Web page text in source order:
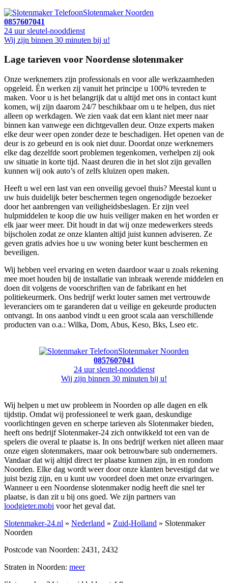
Slotenmaker Noorden
0857607041
24 uur sleutel-nooddienst
Wij zijn binnen 30 minuten bij u!
Lage tarieven voor Noordense slotenmaker
Onze werknemers zijn professionals en voor alle werkzaamheden
opgeleid. Én werken zij vanuit het principe u 100% tevreden te
maken. Voor u is het belangrijk dat u altijd met ons in contact kunt
komen, wij zijn daarom 24/7 beschikbaar om u te helpen, dus niet
alleen op werkdagen. We zien vaak dat een klant niet meer naar
binnen kan vanwege een dichtgevallen deur. Onze experts maken
elke deur weer open zonder deze te beschadigen. Het openen van de
deur is zo gebeurd en is ook niet duur. Doordat onze werknemers
elke dag dezelfde soort problemen tegenkomen, verhelpen zij ook
uw situatie in korte tijd. Naast deuren die in het slot zijn gevallen
kunnen wij ook auto’s of zelfs kluizen open maken.
Heeft u wel een last van een onveilig gevoel thuis? Meestal kunt u
uw huis duidelijk beter beschermen tegen ongenodigde bezoeker
door het aanbrengen van veiligheidsbeslagen. Er zijn veel
hulpmiddelen te koop die uw huis veiliger maken en het worden er
elk jaar weer meer. Dit houdt in dat wij onze medewerkers steeds
bijscholen zodat ze onze klanten altijd juist kunnen adviseren. Ze
geven gratis advies hoe u uw woning beter kunt beschermen en
beveiligen.
Wij hebben veel ervaring en weten daardoor waar u zoals rekening
mee moet houden bij de installatie van inbraak werende middelen en
doen dit volgens de voorschriften van de fabrikant en het
politiekeurmerk. Ons bedrijf werkt louter samen met vertrouwde
leveranciers om te garanderen dat u veilige en gekeurde producten
ontvangt. In ons aanbod vindt u een groot scala aan verschillende
producten van o.a.: Wilka, Dom, Abus, Keso, Bks, Lseo etc.
Slotenmaker Noorden
0857607041
24 uur sleutel-nooddienst
Wij zijn binnen 30 minuten bij u!
Wij helpen u met uw probleem in Noorden op alle dagen en elk
tijdstip. Omdat wij professioneel te werk gaan, deskundige
voorlichtingen geven en scherpe tarieven als Slotenmaker bieden,
heeft ons bedrijf Slotenmaker-24 zich ontwikkeld tot een van de
spelers die overal te plaatse is. In ons bedrijf werken niet alleen maar
onze eigen slotenmakers, maar ook betrouwbare sub ondernemers.
Vandaar dat wij altijd direct ter plaatse kunnen zijn, in en rondom
Noorden. Elke dag wordt weer door onze klanten bevestigd dat we
juist bezig zijn, en u kunt uw voordeel doen met onze ervaringen.
Wanneer u een Noordense slotenmaker nodig heeft die snel ter
plaatse, is dan zit u bij ons goed. We zijn partners van
loodgieter.mobi voor het geval dat.
Slotenmaker-24.nl » Nederland » Zuid-Holland » Slotenmaker
Noorden
Postcode van Noorden: 2431, 2432
Straten in Noorden: meer